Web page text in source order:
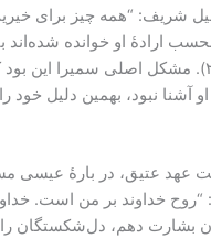
شريف: “همه چيز برای
ارادۀ او خوانده شده‌‌اند
در‌‌کار‌ند” (روميان ٨: ٢٨). مشکل اصلی سميرا
آشنا نبود، بهمين دليل خود
عتيق، در بارۀ عيسی
خداوند بر من است.
بشارت دهم، دل‌شکستگان